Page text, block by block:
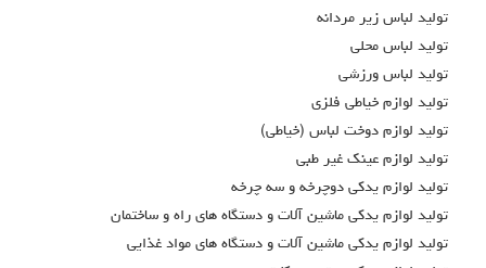
توليد لباس زير مردانه
توليد لباس محلي
توليد لباس ورزشي
توليد لوازم خياطي فلزي
توليد لوازم دوخت لباس (خياطي)
توليد لوازم عينك غير طبي
توليد لوازم يدكي دوچرخه و سه چرخه
توليد لوازم يدكي ماشين آلات و دستگاه هاي راه و ساختمان
توليد لوازم يدكي ماشين آلات و دستگاه هاي مواد غذايي